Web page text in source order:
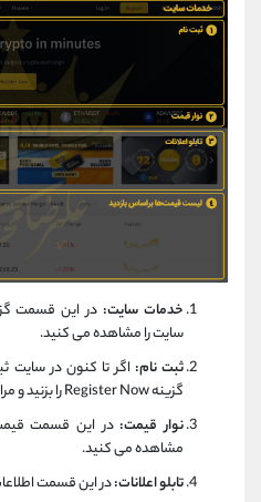
خدمات سایت: در این قسمت
سایت را مشاهده می کنید.
ثبت نام: اگر تا کنون در سایت
گزینه Register Now را بزنید و مراحل را انجام دهید.
نوار قیمت:در این قسمت قیمت
مشاهده می کنید.
تابلو اعلانات:در این قسمت